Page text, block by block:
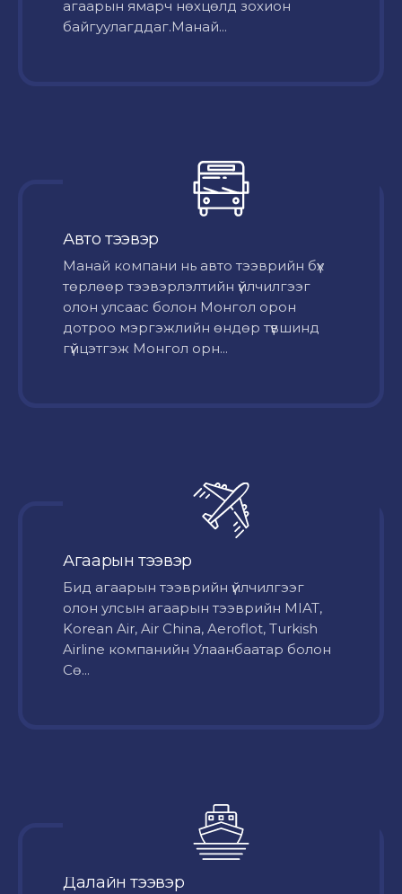
агаарын ямарч нөхцөлд зохион
байгуулагддаг.Манай...
Авто тээвэр
Mанай компани нь авто тээврийн бүх
төрлөөр тээвэрлэлтийн үйлчилгээг
олон улсаас болон Монгол орон
дотроо мэргэжлийн өндөр түвшинд
гүйцэтгэж Монгол орн...
Агаарын тээвэр
Бид агаарын тээврийн үйлчилгээг
олон улсын агаарын тээврийн MIAT,
Korean Air, Air China, Aeroflot, Turkish
Airline компанийн Улаанбаатар болон
Сө...
Далайн тээвэр